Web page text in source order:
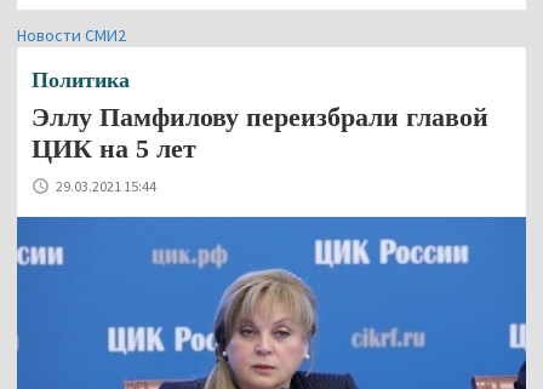
Новости СМИ2
Политика
Эллу Памфилову переизбрали главой
ЦИК на 5 лет
29.03.2021 15:44